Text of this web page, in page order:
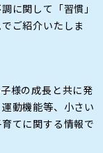
に関して「習慣」
ご紹介いたしま
様の成長と共に発
動機能等、小さい
てに関する情報で